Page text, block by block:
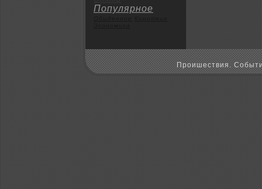
Популярное
Пpoишествия.